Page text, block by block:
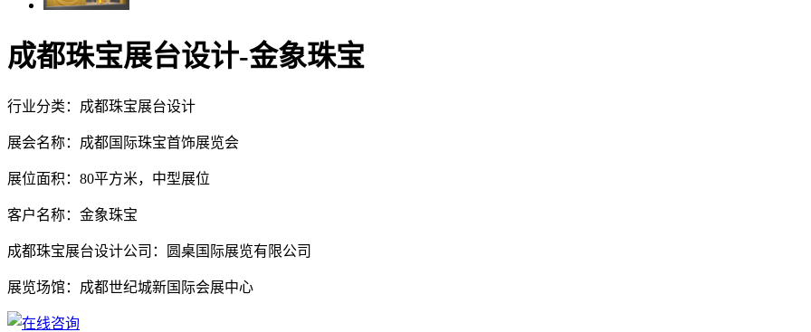
成都珠宝展台设计-金象珠宝
行业分类：成都珠宝展台设计
展会名称：成都国际珠宝首饰展览会
展位面积：80平方米，中型展位
客户名称：金象珠宝
成都珠宝展台设计公司：圆桌国际展览有限公司
展览场馆：成都世纪城新国际会展中心